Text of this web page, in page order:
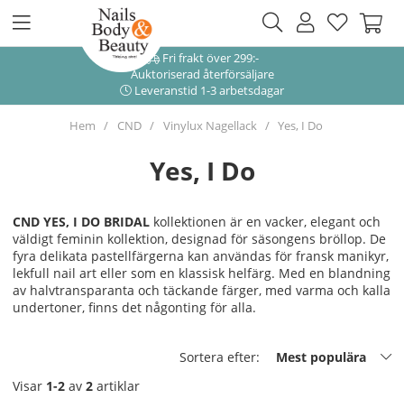
Fri frakt över 299:-
Auktoriserad återförsäljare
Leveranstid 1-3 arbetsdagar
Hem CND Vinylux Nagellack Yes, I Do
Yes, I Do
CND YES, I DO BRIDAL kollektionen är en vacker, elegant och
väldigt feminin kollektion, designad för säsongens bröllop. De
fyra delikata pastellfärgerna kan användas för fransk manikyr,
lekfull nail art eller som en klassisk helfärg. Med en blandning
av halvtransparanta och täckande färger, med varma och kalla
undertoner, finns det någonting för alla.
Sortera efter:
Mest populära
Visar 1-2 av 2 artiklar